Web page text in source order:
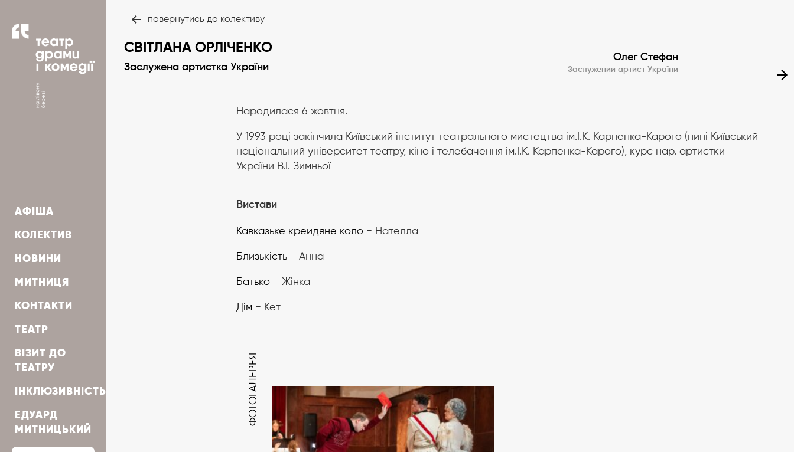
АФІША
КОЛЕКТИВ
НОВИНИ
МИТНИЦЯ
КОНТАКТИ
ТЕАТР
ВІЗИТ ДО
ТЕАТРУ
ІНКЛЮЗИВНІСТЬ
ЕДУАРД
МИТНИЦЬКИЙ
повернутись до колективу
СВІТЛАНА ОРЛІЧЕНКО
Заслужена артистка України
Олег Стефан
Заслужений артист України
Народилася 6 жовтня.
У 1993 році закінчила Київський інститут театрального мистецтва ім.І.К. Карпенка-Карого (нині Київський
національний університет театру, кіно і телебачення ім.І.К. Карпенка-Карого), курс нар. артистки
України В.І. Зимньої
Вистави
Кавказьке крейдяне коло − Нателла
Близькість − Анна
Батько − Жінка
Дім − Кет
ФОТОГАЛЕРЕЯ